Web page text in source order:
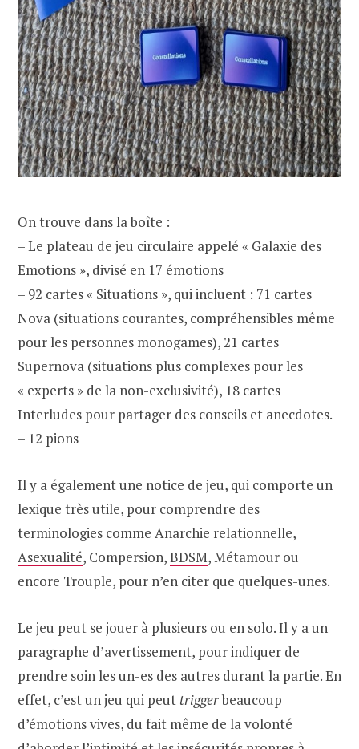
On trouve dans la boîte :
– Le plateau de jeu circulaire appelé « Galaxie des
Emotions », divisé en 17 émotions
– 92 cartes « Situations », qui incluent : 71 cartes
Nova (situations courantes, compréhensibles même
pour les personnes monogames), 21 cartes
Supernova (situations plus complexes pour les
« experts » de la non-exclusivité), 18 cartes
Interludes pour partager des conseils et anecdotes.
– 12 pions
Il y a également une notice de jeu, qui comporte un
lexique très utile, pour comprendre des
terminologies comme Anarchie relationnelle,
Asexualité, Compersion,BDSM, Métamour ou
encore Trouple, pour n’en citer que quelques-unes.
Le jeu peut se jouer à plusieurs ou en solo. Il y a un
paragraphe d’avertissement, pour indiquer de
prendre soin les un-es des autres durant la partie. En
effet, c’est un jeu qui peut triggerbeaucoup
d’émotions vives, du fait même de la volonté